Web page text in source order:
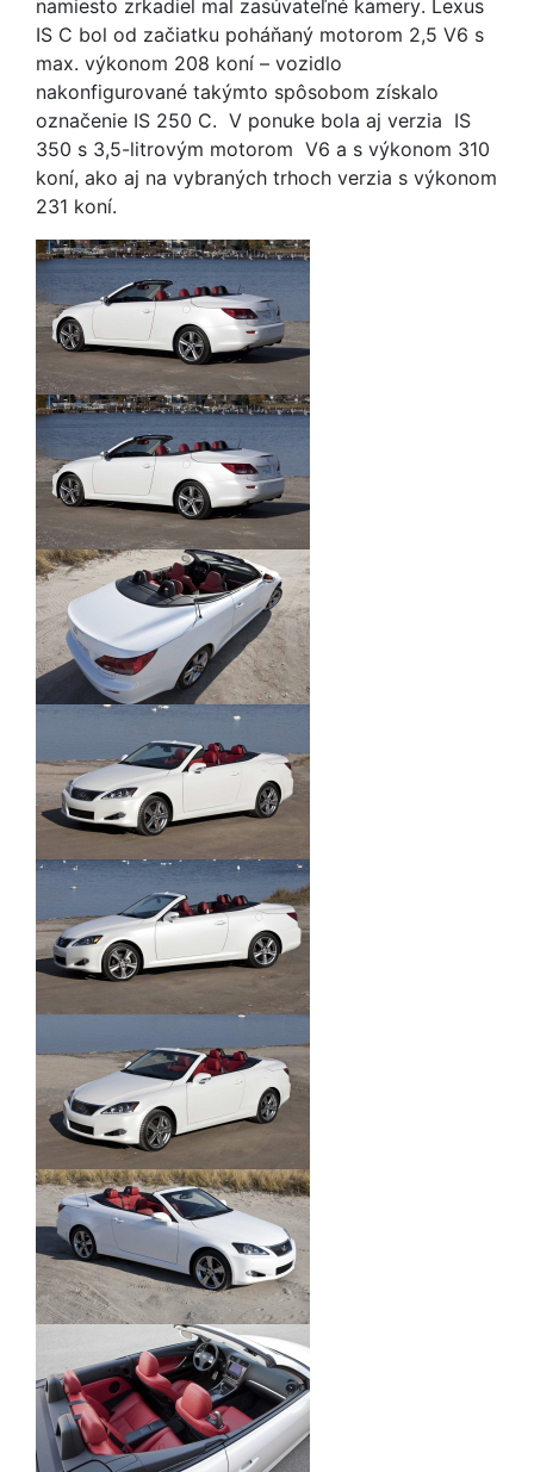
namiesto zrkadiel mal zasúvateľné kamery. Lexus
IS C bol od začiatku poháňaný motorom 2,5 V6 s
max. výkonom 208 koní – vozidlo
nakonfigurované takýmto spôsobom získalo
označenie IS 250 C. V ponuke bola aj verzia IS
350 s 3,5-litrovým motorom V6 a s výkonom 310
koní, ako aj na vybraných trhoch verzia s výkonom
231 koní.